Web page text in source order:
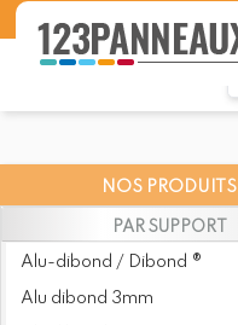
NOS PRODUITS
PAR SUPPORT
Alu-dibond / Dibond ®
Alu dibond 3mm